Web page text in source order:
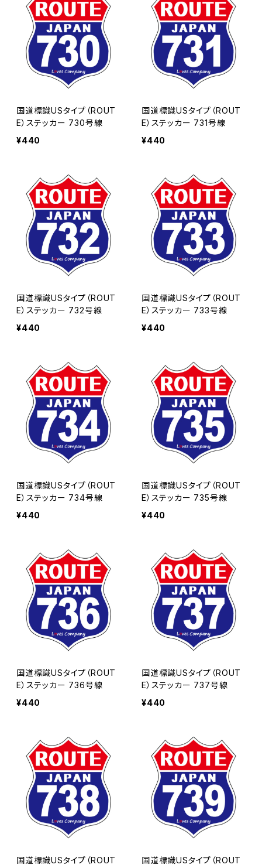
国道標識USタイプ（ROUT
E）ステッカー 730号線
¥440
国道標識USタイプ（ROUT
E）ステッカー 731号線
¥440
国道標識USタイプ（ROUT
E）ステッカー 732号線
¥440
国道標識USタイプ（ROUT
E）ステッカー 733号線
¥440
国道標識USタイプ（ROUT
E）ステッカー 734号線
¥440
国道標識USタイプ（ROUT
E）ステッカー 735号線
¥440
国道標識USタイプ（ROUT
E）ステッカー 736号線
¥440
国道標識USタイプ（ROUT
E）ステッカー 737号線
¥440
国道標識USタイプ（ROUT
国道標識USタイプ（ROUT